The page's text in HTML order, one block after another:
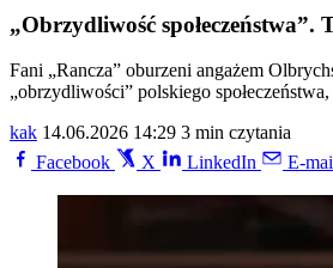
„Obrzydliwość
Fani „Rancza” oburzeni angażem
„obrzydliwości” polskiego
kak 14.06.2026 14:29 3 min czytania
Facebook
X LinkedIn E-